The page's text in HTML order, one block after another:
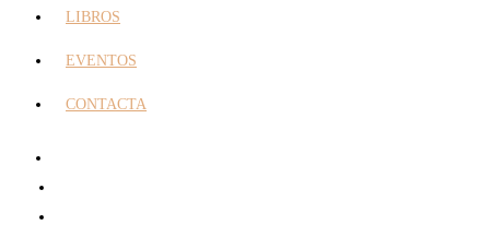
LIBROS
EVENTOS
CONTACTA